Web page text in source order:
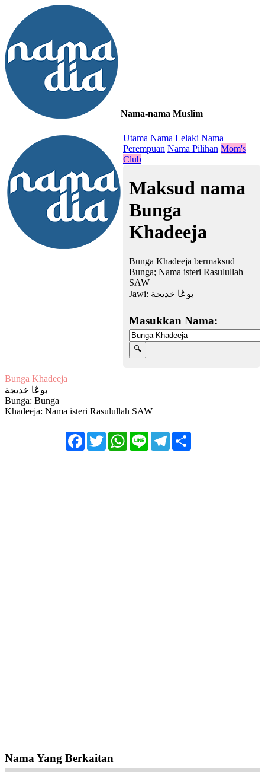
Nama-nama Muslim
Utama Nama Lelaki Nama
Perempuan Nama Pilihan Mom's
Club
Maksud nama
Bunga
Khadeeja
Bunga Khadeeja bermaksud
Bunga; Nama isteri Rasulullah
SAW
Jawi: بوڠا خديجة
Masukkan Nama:
Bunga Khadeeja
بوڠا خديجة
Bunga: Bunga
Khadeeja: Nama isteri Rasulullah SAW
FacebookTwitterWhatsApp
Line Telegram
Nama Yang Berkaitan